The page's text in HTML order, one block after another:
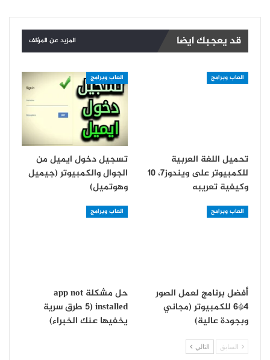
قد يعجبك ايضا المزيد عن المؤلف
العاب وبرامج
تحميل اللغة العربية
للكمبيوتر على ويندوز7، 10
وكيفية تعريبه
العاب وبرامج
تسجيل دخول ايميل من
الجوال والكمبيوتر (جيميل
وهوتميل)
العاب وبرامج
أفضل برنامج لعمل الصور
4*6 للكمبيوتر (مجاني
وبجودة عالية)
العاب وبرامج
حل مشكلة app not
installed (5 طرق سرية
يخفيها عنك الخبراء)
السابق التالي